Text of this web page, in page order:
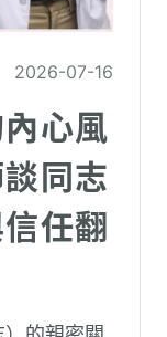
2026-07-16
心風
同志
任翻